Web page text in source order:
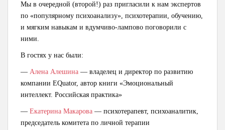
Мы в очередной (второй!) раз пригласили к нам экспертов
по «популярному психоанализу», психотерапии, обучению,
и мягким навыкам и вдумчиво-лампово поговорили с
ними.
В гостях у нас были:
— Алена Алешина — владелец и директор по развитию
компании EQuator, автор книги «Эмоциональный
интеллект. Российская практика»
— Екатерина Макарова — психотерапевт, психоаналитик,
председатель комитета по личной терапии